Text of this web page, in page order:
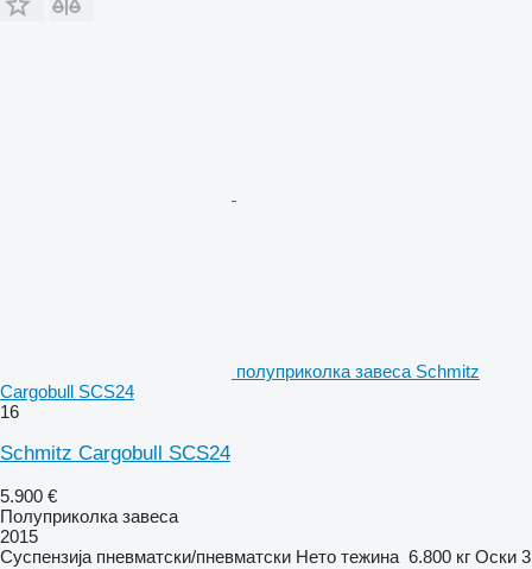
полуприколка завеса Schmitz
Cargobull SCS24
16
Schmitz Cargobull SCS24
5.900 €
Полуприколка завеса
2015
Суспензија пневматски/пневматски Нето тежина 6.800 кг Оски 3